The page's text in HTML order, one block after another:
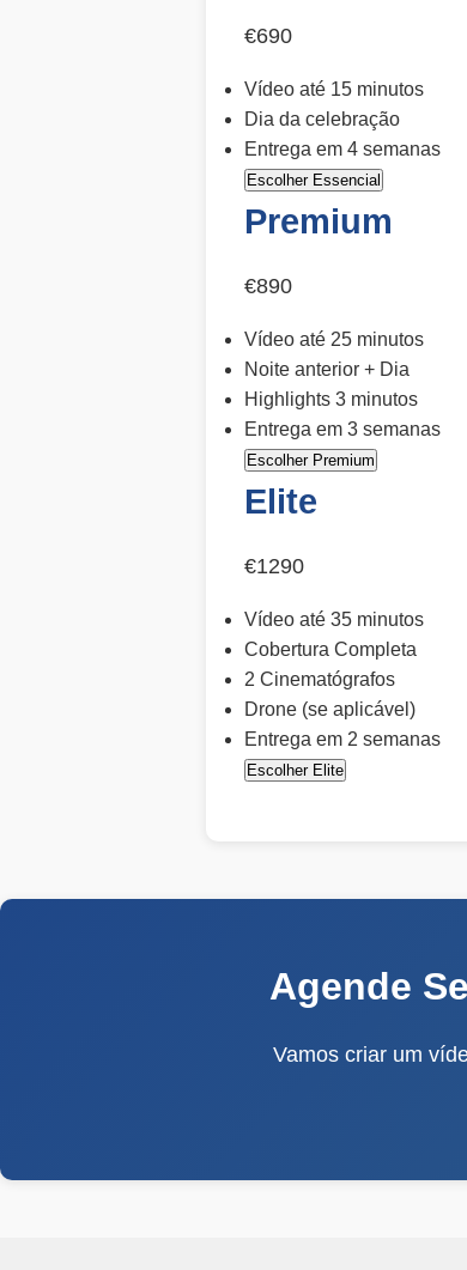
€690
Vídeo até 15 minutos
Dia da celebração
Entrega em 4 semanas
Escolher Essencial
Premium
€890
Vídeo até 25 minutos
Noite anterior + Dia
Highlights 3 minutos
Entrega em 3 semanas
Escolher Premium
Elite
€1290
Vídeo até 35 minutos
Cobertura Completa
2 Cinematógrafos
Drone (se aplicável)
Entrega em 2 semanas
Escolher Elite
Agende
Vamos criar um